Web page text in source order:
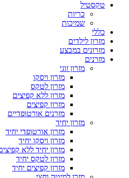
טקסטיל
כריות
שמיכות
כללי
מזרון לילדים
מזרונים במבצע
מזרנים
מזרון זוגי
מזרון ויסקו
מזרון לטקס
מזרון ללא קפיצים
מזרון קפיצים
מזרנים אורטופדיים
מזרון יחיד
מזרון אורטופדי יחיד
מזרון ויסקו יחיד
מזרון יחיד ללא
מזרון לטקס יחיד
מזרון קפיצים יחיד